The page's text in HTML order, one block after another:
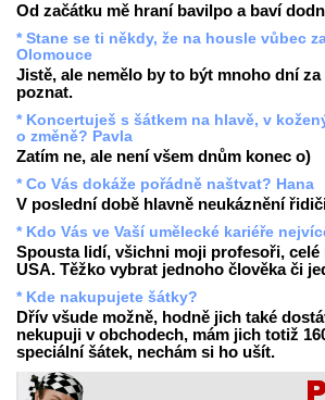
Od začátku mě hraní bavilpo a baví
* Stane se ti někdy, že na housle vůbec
Olomouce
Jistě, ale nemělo by to být mnoho dní
poznat.
* Koncertuješ s šátkem na hlavě, v
o změně? Pavla
Zatím ne, ale není všem dnům konec o)
* Co Vás dokáže pořádně naštvat? Hana
V poslední době hlavně neukáznění
* Kdo Vás ve Vaší umělecké kariéře
Spousta lidí, všichni moji profesoři,
USA. Těžko vybrat jednoho člověka či
* Kde nakupujete šátky?
Dřív všude možně, hodně jich také
nekupuji v obchodech, mám jich totiž
speciální šátek, nechám si ho ušít.